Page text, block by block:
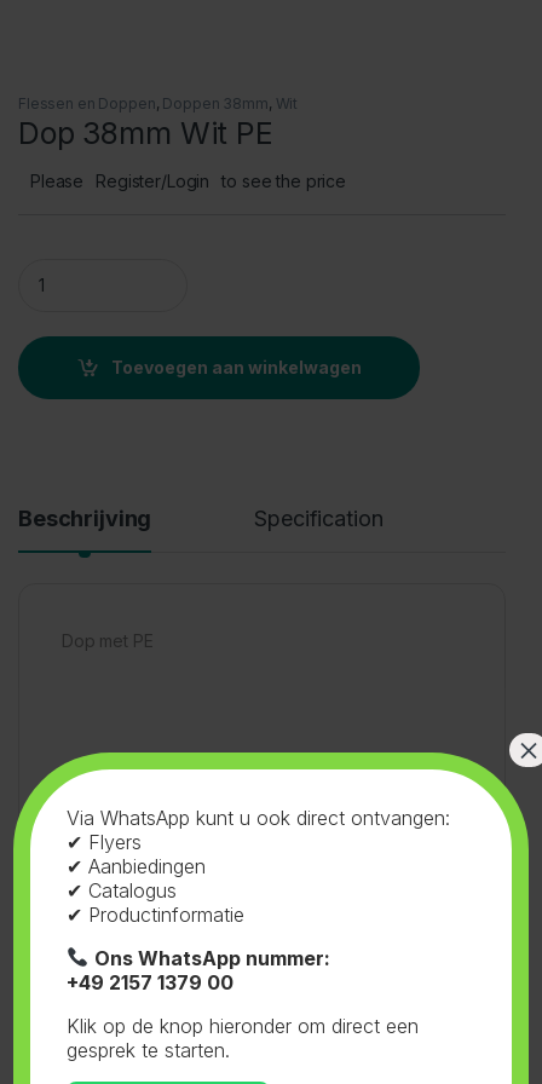
Flessen en Doppen, Doppen 38mm, Wit
Dop 38mm Wit PE
Please Register/Login to see the price
Toevoegen aan winkelwagen
Beschrijving Specification
Dop met PE
SKU:73.010 Categorieën:Flessen en
Doppen,Doppen 38mm
Via WhatsApp kunt u ook direct ontvangen:
✔ Flyers
✔ Aanbiedingen
✔ Catalogus
✔ Productinformatie
Ons WhatsApp nummer:
+49 2157 1379 00
Klik op de knop hieronder om direct een
gesprek te starten.
×